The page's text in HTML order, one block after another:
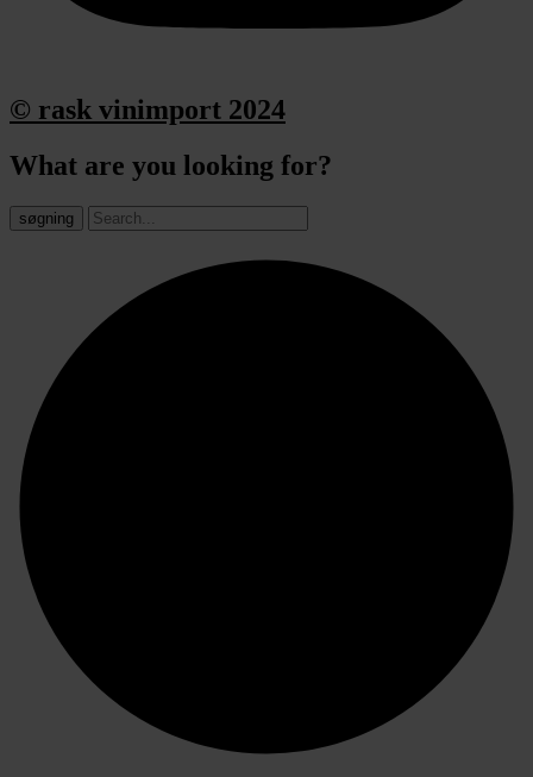
© rask vinimport 2024
What are you looking for?
søgning